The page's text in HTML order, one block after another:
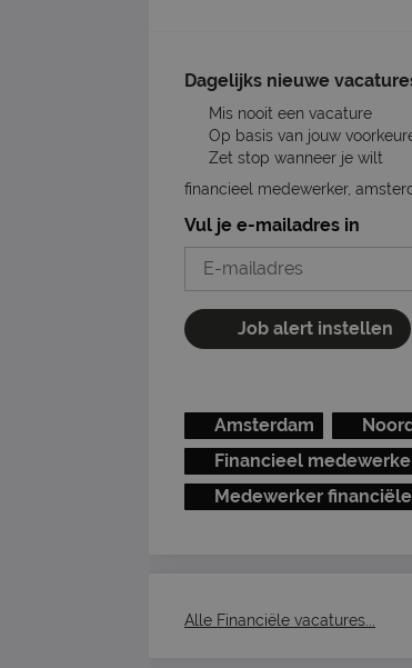
Dagelijks nieuwe
Mis nooit een vacature
Op basis van jouw
Zet stop wanneer je wilt
financieel medewerker,
Vul je e-mailadres in
Job alert instellen
Amsterdam
Financieel
Medewerker
Alle Financiële vacatures...